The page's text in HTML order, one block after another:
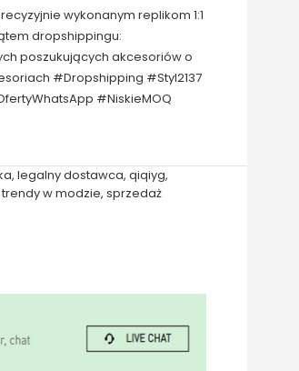
wykonanym replikom 1:1
dropshippingu:
poszukujących akcesoriów o
#Dropshipping #Styl2137
#NiskieMOQ
, legalny dostawca, qiqiyg,
trendy w modzie, sprzedaż